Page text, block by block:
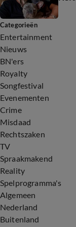
Categorieën
Entertainment
Nieuws
BN'ers
Royalty
Songfestival
Evenementen
Crime
Misdaad
Rechtszaken
TV
Spraakmakend
Reality
Spelprogramma's
Algemeen
Nederland
Buitenland